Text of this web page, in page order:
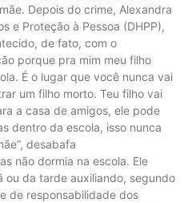
Depois do crime, Alexandra
e Proteção à Pessoa (DHPP),
de fato, com o
porque pra mim meu filho
É o lugar que você nunca vai
um filho morto. Teu filho vai
a casa de amigos, ele pode
dentro da escola, isso nunca
desabafa
não dormia na escola. Ele
ou da tarde auxiliando, segundo
de responsabilidade dos